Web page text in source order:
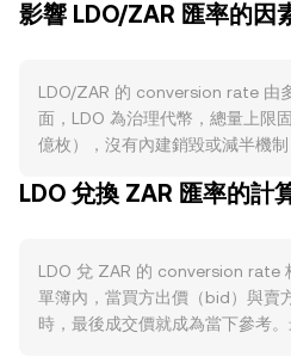
影響 LDO/ZAR 匯率的因
LDO/ZAR 的 conversion rate 由
面，LDO 為治理代幣，總量上限
億枚），沒有內建銷毀或減半機制
交易所與大型錢包之間的轉移。當
態活躍度緊密相連：以太坊流動
展的採用、協議費率與參數治理、
合，往往提升社群對治理參與與
LDO 兌換 ZAR 匯率的計
LDO 兌 ZAR 的 conversion rate
單簿內，當買方出價（bid）與賣
時，最後成交價就成為當下參考